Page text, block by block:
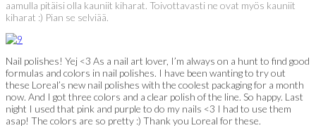
aamulla pitäisi olla kauniit kiharat. Toivottavasti ne ovat myös kauniit
kiharat :) Pian se selviää.
Nail polishes! Yej <3 As a nail art lover, I’m always on a hunt to find good
formulas and colors in nail polishes. I have been wanting to try out
these Loreal’s new nail polishes with the coolest packaging for a month
now. And I got three colors and a clear polish of the line. So happy. Last
night I used that pink and purple to do my nails <3 I had to use them
asap! The colors are so pretty :) Thank you Loreal for these.